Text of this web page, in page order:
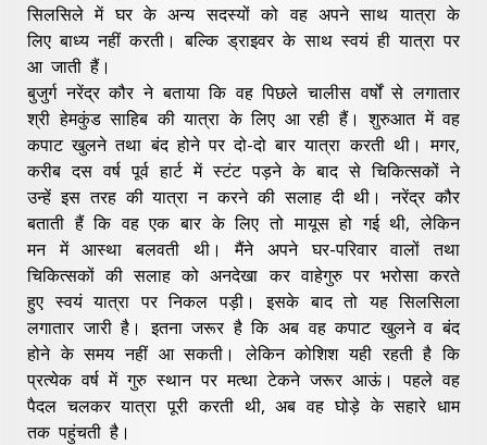
सिलसिले में घर के अन्य सदस्यों को वह अपने साथ यात्रा के
लिए बाध्य नहीं करती। बल्कि ड्राइवर के साथ स्वयं ही यात्रा पर
आ जाती हैं।
बुजुर्ग नरेंद्र कौर ने बताया कि वह पिछले चालीस वर्षों से लगातार
श्री हेमकुंड साहिब की यात्रा के लिए आ रही हैं। शुरुआत में वह
कपाट खुलने तथा बंद होने पर दो-दो बार यात्रा करती थी। मगर,
करीब दस वर्ष पूर्व हार्ट में स्टंट पड़ने के बाद से चिकित्सकों ने
उन्हें इस तरह की यात्रा न करने की सलाह दी थी। नरेंद्र कौर
बताती हैं कि वह एक बार के लिए तो मायूस हो गई थी, लेकिन
मन में आस्था बलवती थी। मैंने अपने घर-परिवार वालों तथा
चिकित्सकों की सलाह को अनदेखा कर वाहेगुरु पर भरोसा करते
हुए स्वयं यात्रा पर निकल पड़ी। इसके बाद तो यह सिलसिला
लगातार जारी है। इतना जरूर है कि अब वह कपाट खुलने व बंद
होने के समय नहीं आ सकती। लेकिन कोशिश यही रहती है कि
प्रत्येक वर्ष में गुरु स्थान पर मत्था टेकने जरूर आऊं। पहले वह
पैदल चलकर यात्रा पूरी करती थी, अब वह घोड़े के सहारे धाम
तक पहुंचती है।